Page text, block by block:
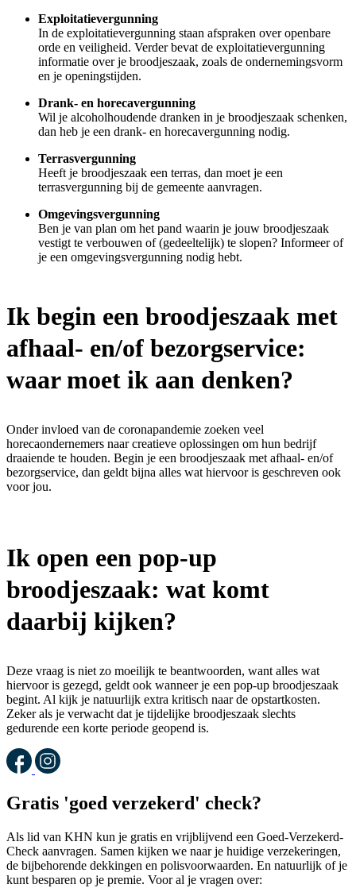
Exploitatievergunning
In de exploitatievergunning staan afspraken over openbare
orde en veiligheid. Verder bevat de exploitatievergunning
informatie over je broodjeszaak, zoals de ondernemingsvorm
en je openingstijden.
Drank- en horecavergunning
Wil je alcoholhoudende dranken in je broodjeszaak schenken,
dan heb je een drank- en horecavergunning nodig.
Terrasvergunning
Heeft je broodjeszaak een terras, dan moet je een
terrasvergunning bij de gemeente aanvragen.
Omgevingsvergunning
Ben je van plan om het pand waarin je jouw broodjeszaak
vestigt te verbouwen of (gedeeltelijk) te slopen? Informeer of
je een omgevingsvergunning nodig hebt.
Ik begin een broodjeszaak met
afhaal- en/of bezorgservice:
waar moet ik aan denken?
Onder invloed van de coronapandemie zoeken veel
horecaondernemers naar creatieve oplossingen om hun bedrijf
draaiende te houden. Begin je een broodjeszaak met afhaal- en/of
bezorgservice, dan geldt bijna alles wat hiervoor is geschreven ook
voor jou.
Ik open een pop-up
broodjeszaak: wat komt
daarbij kijken?
Deze vraag is niet zo moeilijk te beantwoorden, want alles wat
hiervoor is gezegd, geldt ook wanneer je een pop-up broodjeszaak
begint. Al kijk je natuurlijk extra kritisch naar de opstartkosten.
Zeker als je verwacht dat je tijdelijke broodjeszaak slechts
gedurende een korte periode geopend is.
Gratis 'goed verzekerd' check?
Als lid van KHN kun je gratis en vrijblijvend een Goed-Verzekerd-
Check aanvragen. Samen kijken we naar je huidige verzekeringen,
de bijbehorende dekkingen en polisvoorwaarden. En natuurlijk of je
kunt besparen op je premie. Voor al je vragen over: